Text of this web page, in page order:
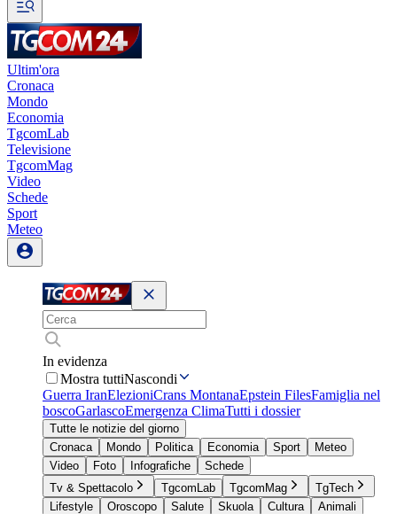
Ultim'ora
Cronaca
Mondo
Economia
TgcomLab
Televisione
TgcomMag
Video
Schede
Sport
Meteo
In evidenza
Mostra tuttiNascondi
Guerra IranElezioniCrans MontanaEpstein FilesFamiglia nel
boscoGarlascoEmergenza ClimaTutti i dossier
Tutte le notizie del giorno
Cronaca
Mondo Politica Economia Sport
Meteo
Video
Foto Infografiche
Schede
Tv & Spettacolo
TgcomLab TgcomMag
TgTech
Lifestyle
Oroscopo Salute Skuola Cultura
Animali